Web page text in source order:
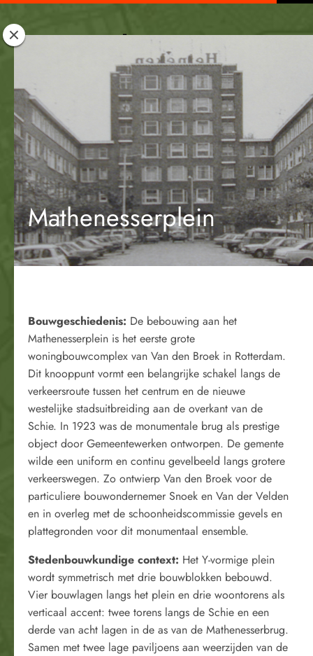
Rotterdam
Woont
Mathenesserplein
Bouwgeschiedenis: De bebouwing aan het
Mathenesserplein is het eerste grote
woningbouwcomplex van Van den Broek in Rotterdam.
Dit knooppunt vormt een belangrijke schakel langs de
verkeersroute tussen het centrum en de nieuwe
westelijke stadsuitbreiding aan de overkant van de
Schie. In 1923 was de monumentale brug als prestige
object door Gemeentewerken ontworpen. De gemente
wilde een uniform en continu gevelbeeld langs grotere
verkeerswegen. Zo ontwierp Van den Broek voor de
particuliere bouwondernemer Snoek en Van der Velden
en in overleg met de schoonheidscommissie gevels en
plattegronden voor dit monumentaal ensemble.
Stedenbouwkundige context: Het Y-vormige plein
wordt symmetrisch met drie bouwblokken bebouwd.
Vier bouwlagen langs het plein en drie woontorens als
verticaal accent: twee torens langs de Schie en een
derde van acht lagen in de as van de Mathenesserbrug.
Samen met twee lage paviljoens aan weerzijden van de